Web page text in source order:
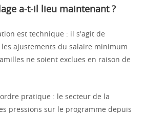
a-t-il lieu maintenant ?
est technique : il s'agit de
ajustements du salaire minimum
ne soient exclues en raison de
pratique : le secteur de la
pressions sur le programme depuis